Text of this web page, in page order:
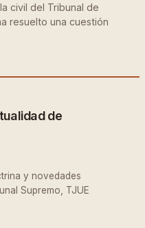
civil del Tribunal de
resuelto una cuestión
de
y novedades
Supremo, TJUE